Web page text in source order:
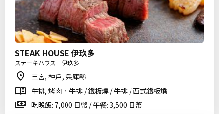
STEAK HOUSE 伊玖多
ステーキハウス 伊玖多
三宮, 神戶, 兵庫縣
牛排, 烤肉、牛排 / 鐵板燒 / 牛排 / 西式鐵板燒
吃晚飯: 7,000 日幣 / 午餐: 3,500 日幣